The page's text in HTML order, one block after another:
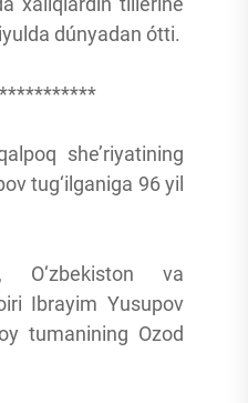
iyulda dúnyadan ótti.
she’riyatining
tug‘ilganiga 96 yil
O‘zbekiston va
Ibrayim Yusupov
tumanining Ozod